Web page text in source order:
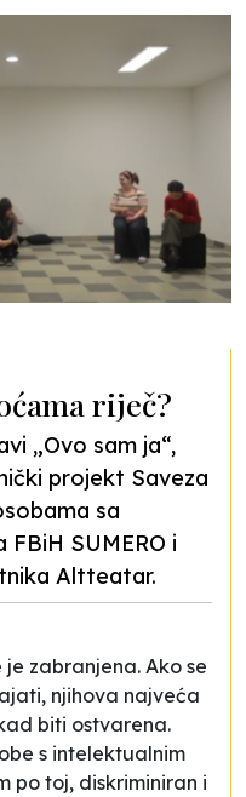
riječ?
„Ovo sam ja“,
projekt Saveza
sa
SUMERO i
Altteatar.
zabranjena. Ako se
njihova najveća
biti ostvarena.
s intelektualnim
po toj, diskriminiran i